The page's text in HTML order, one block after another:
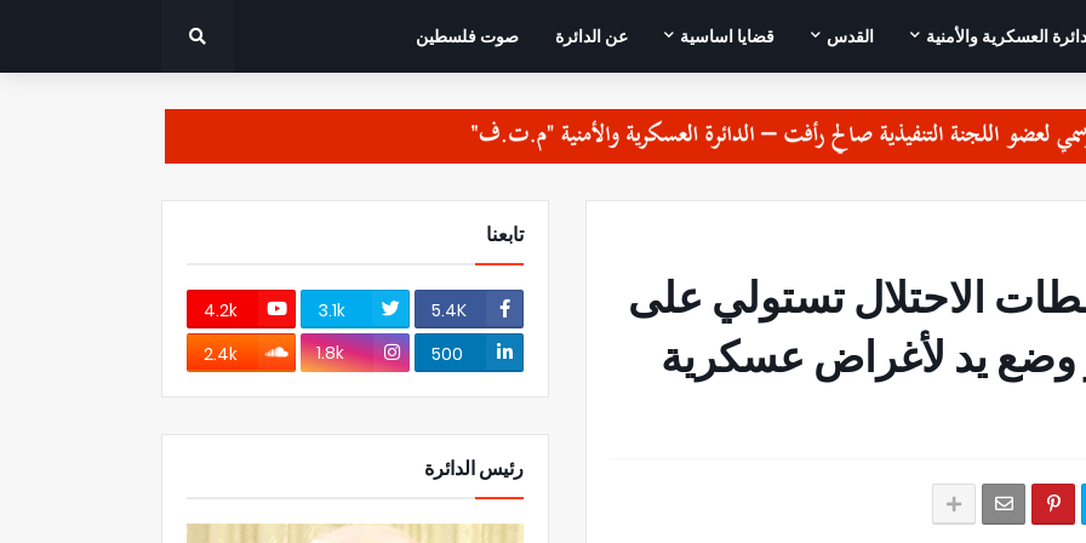
العسكرية والأمنية القدس قضايا اساسية عن الدائرة صوت فلسطين
الاحتلال تستولي على
تابعنا
5.4K
3.1k
4.2k
500
1.8k
2.4k
رئيس الدائرة